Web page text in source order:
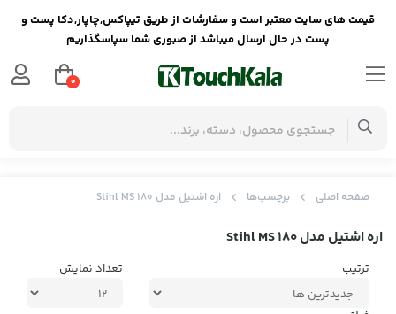
صفحه اصلی برچسب‌ها اره اشتیل مدل Stihl MS 180
اره اشتیل مدل Stihl MS 180
ترتیب تعداد نمایش
قیمت های سایت معتبر است و سفارشات از طریق تیپاکس,چاپار,دکا پست و
پست در حال ارسال میباشد از صبوری شما سپاسگذاریم
0